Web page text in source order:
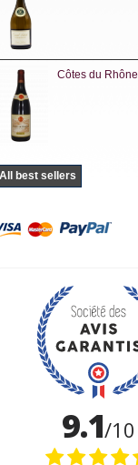
Côtes du Rhône
All best sellers